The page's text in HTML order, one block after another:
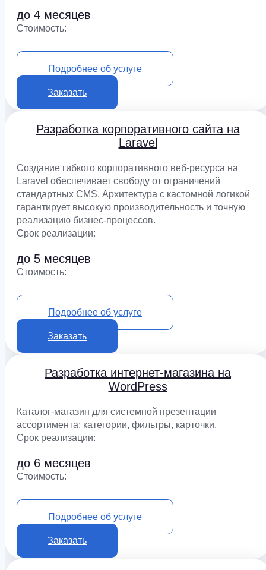
до 4 месяцев
Cтоимость:
от 1 200 000 ₽
Подробнее об услуге
Заказать
Разработка корпоративного сайта на
Laravel
Создание гибкого корпоративного веб-ресурса на
Laravel обеспечивает свободу от ограничений
стандартных CMS. Архитектура с кастомной логикой
гарантирует высокую производительность и точную
реализацию бизнес-процессов.
Срок реализации:
до 5 месяцев
Cтоимость:
от 1 400 000 ₽
Подробнее об услуге
Заказать
Разработка интернет-магазина на
WordPress
Каталог-магазин для системной презентации
ассортимента: категории, фильтры, карточки.
Срок реализации:
до 6 месяцев
Cтоимость:
от 1 500 000 ₽
Подробнее об услуге
Заказать